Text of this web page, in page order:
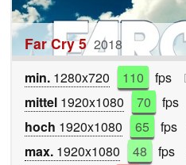
Far Cry 5 2018
min. 1280x720 110 fps
mittel 1920x1080 70 fps
hoch 1920x1080 65 fps
max. 1920x1080 48 fps